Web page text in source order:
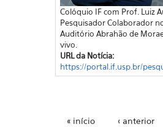
Colóquio IF com Prof. Luiz
Pesquisador Colaborador
Auditório Abrahão de
vivo.
URL da Notícia:
https://portal.if.usp.br/
« início ‹ anterior